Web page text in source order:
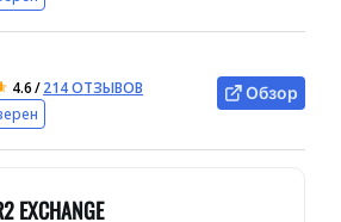
4.6/214 ОТЗЫВОВ
Обзор
EXCHANGE